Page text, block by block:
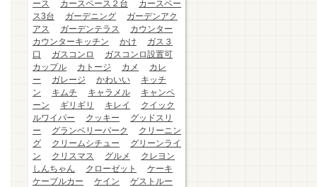
ース
カースペース２台
カースペー
ス3台
ガーデニング
ガーデンアク
アス
ガーデンテラス
カウンター
カウンターキッチン
かけ
ガス３
口
ガスコンロ
ガスコンロ設置可
カップル
カトージ カメ
カレ
ー
ガレージ かわいい
キッチ
ン
キムチ キャラメル
キャンペ
ーン
ギリギリ キレイ
クイック
ルワイパー
クッキー
グッドスリ
ー
グランベリーパーク
クリーニン
グ
クリームシチュー
グリーンライ
ン
クリスマス グルメ
クレヨン
しんちゃん
クローゼット
ケーキ
ケーブルカー
ケイン
ゲストルー